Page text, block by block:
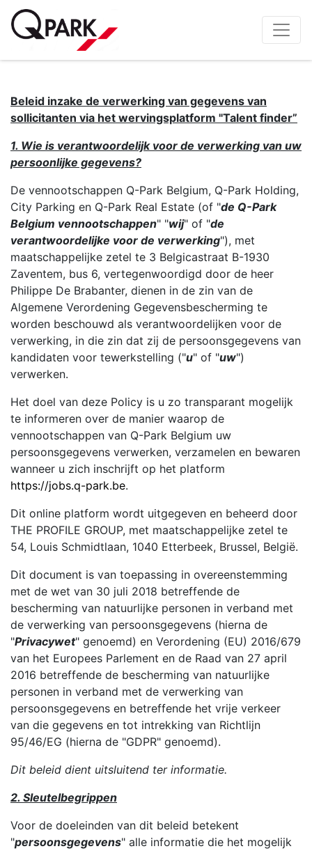
Beleid inzake de verwerking van gegevens van
sollicitanten via het wervingsplatform "Talent finder”
1. Wie is verantwoordelijk voor de verwerking van uw
persoonlijke gegevens?
De vennootschappen Q-Park Belgium, Q-Park Holding,
City Parking en Q-Park Real Estate (of "de Q-Park
Belgium vennootschappen" "wij" of "de
verantwoordelijke voor de verwerking"), met
maatschappelijke zetel te 3 Belgicastraat B-1930
Zaventem, bus 6, vertegenwoordigd door de heer
Philippe De Brabanter, dienen in de zin van de
Algemene Verordening Gegevensbescherming te
worden beschouwd als verantwoordelijken voor de
verwerking, in die zin dat zij de persoonsgegevens van
kandidaten voor tewerkstelling ("u" of "uw")
verwerken.
Het doel van deze Policy is u zo transparant mogelijk
te informeren over de manier waarop de
vennootschappen van Q-Park Belgium uw
persoonsgegevens verwerken, verzamelen en bewaren
wanneer u zich inschrijft op het platform
https://jobs.q-park.be.
Dit online platform wordt uitgegeven en beheerd door
THE PROFILE GROUP, met maatschappelijke zetel te
54, Louis Schmidtlaan, 1040 Etterbeek, Brussel, België.
Dit document is van toepassing in overeenstemming
met de wet van 30 juli 2018 betreffende de
bescherming van natuurlijke personen in verband met
de verwerking van persoonsgegevens (hierna de
"Privacywet" genoemd) en Verordening (EU) 2016/679
van het Europees Parlement en de Raad van 27 april
2016 betreffende de bescherming van natuurlijke
personen in verband met de verwerking van
persoonsgegevens en betreffende het vrije verkeer
van die gegevens en tot intrekking van Richtlijn
95/46/EG (hierna de "GDPR" genoemd).
Dit beleid dient uitsluitend ter informatie.
2. Sleutelbegrippen
Voor de doeleinden van dit beleid betekent
"persoonsgegevens" alle informatie die het mogelijk